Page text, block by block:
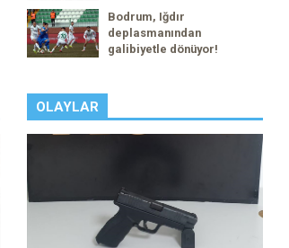
Bodrum, Iğdır
deplasmanından
galibiyetle dönüyor!
OLAYLAR